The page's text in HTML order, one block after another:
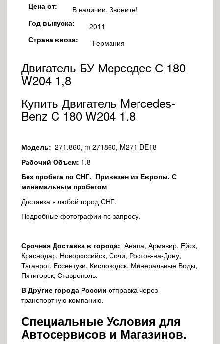
Цена от:
В наличии. Звоните!
Год выпуска:
2011
Страна ввоза:
Германия
Двигатель БУ Мерседес С 180
W204 1,8
Купить Двигатель Mercedes-
Benz C 180 W204 1.8
Модель: 271.860, m 271860, M271 DE18
Рабочий Объем: 1.8
Без пробега по СНГ. Привезен из Европы. С
минимальным пробегом
Доставка в любой город СНГ.
Подробные фотографии по запросу.
Срочная Доставка в города: Анапа, Армавир, Ейск,
Краснодар, Новороссийск, Сочи, Ростов-на-Дону,
Таганрог, Ессентуки, Кисловодск, Минеральные Воды,
Пятигорск, Ставрополь.
В Другие города России отправка через
транспортную компанию.
Специальные Условия для
Автосервисов и Магазинов.